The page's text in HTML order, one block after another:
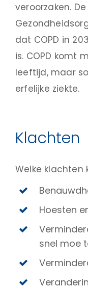
veroorzaken.
dat COPD in
is. COPD komt
leeftijd, maar
erfelijke ziekte.
Klachten
Welke klachten
Hoesten
snel moe